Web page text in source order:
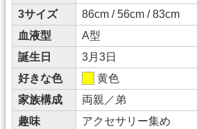
3サイズ
86cm / 56cm / 83cm
血液型
A型
誕生日
3月3日
好きな色
黄色
家族構成
両親／弟
趣味
アクセサリー集め